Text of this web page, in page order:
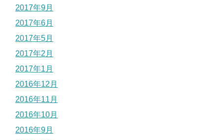
2017年9月
2017年6月
2017年5月
2017年2月
2017年1月
2016年12月
2016年11月
2016年10月
2016年9月